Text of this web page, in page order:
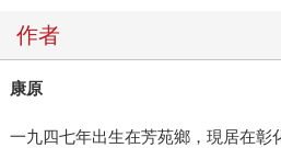
作者
康原
一九四七年出生在芳苑鄉，現居在彰